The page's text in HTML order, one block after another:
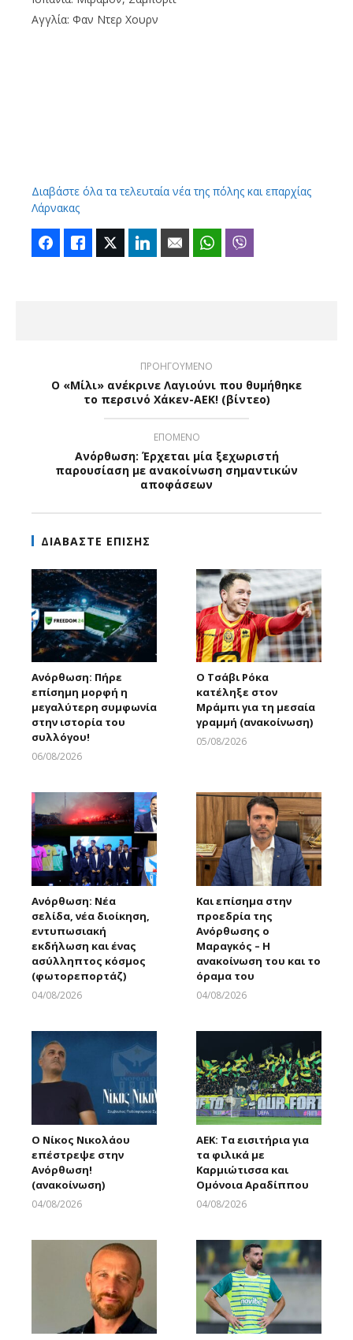
Αγγλία: Φαν Ντερ Χουρν
Διαβάστε όλα τα τελευταία νέα της πόλης και επαρχίας
Λάρνακας
FacebookLike Twitter LinkedIn Email WhatsApp
ΠΡΟΗΓΟΥΜΕΝΟ
Ο «Μίλι» ανέκρινε Λαγιούνι που θυμήθηκε
το περσινό Χάκεν-ΑΕΚ! (βίντεο)
ΕΠΟΜΕΝΟ
Ανόρθωση: Έρχεται μία ξεχωριστή
παρουσίαση με ανακοίνωση σημαντικών
αποφάσεων
ΔΙΑΒΑΣΤΕ ΕΠΙΣΗΣ
Ανόρθωση: Πήρε
επίσημη μορφή η
μεγαλύτερη συμφωνία
στην ιστορία του
συλλόγου!
06/08/2026
Ο Τσάβι Ρόκα
κατέληξε στον
Μράμπι για τη μεσαία
γραμμή (ανακοίνωση)
05/08/2026
Ανόρθωση: Νέα
σελίδα, νέα διοίκηση,
εντυπωσιακή
εκδήλωση και ένας
ασύλληπτος κόσμος
(φωτορεπορτάζ)
04/08/2026
Και επίσημα στην
προεδρία της
Ανόρθωσης ο
Μαραγκός – Η
ανακοίνωση του και το
όραμα του
04/08/2026
Ο Νίκος Νικολάου
επέστρεψε στην
Ανόρθωση!
(ανακοίνωση)
04/08/2026
ΑΕΚ: Τα εισιτήρια για
τα φιλικά με
Καρμιώτισσα και
Ομόνοια Αραδίππου
04/08/2026